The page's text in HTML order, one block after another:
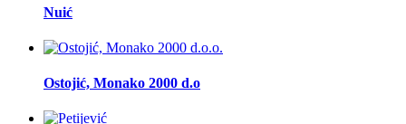
Nuić
Ostojić, Monako 2000 d.o